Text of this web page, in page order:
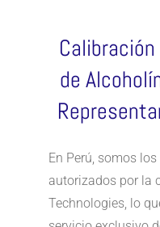
de
En Perú, somos
autorizados por la
Technologies, lo